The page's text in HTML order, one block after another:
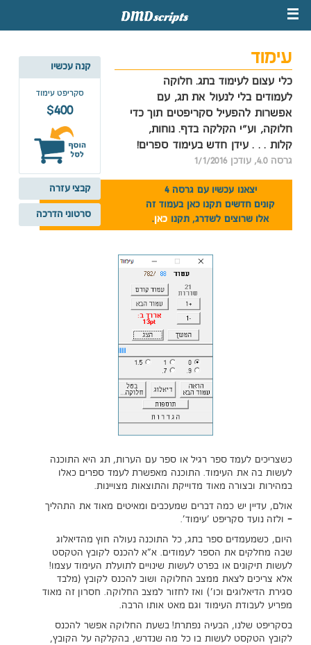
קנה עכשיו
סקריפט עימוד
$400
קבצי עזרה
סרטוני הדרכה
עימוד
כלי עצום לעימוד בתג. חלוקה
לעמודים בלי לנעול את תג, עם
אפשרות להפעיל סקריפטים תוך כדי
חלוקה, וע"י הקלקה בדף. נוחות,
קלות . . . עידן חדש בעימוד ספרים!
גרסה 4.0, עודכן 1/1/2016
יצאנו עכשיו עם גרסה 4
קונים חדשים תקנו כאן בעמוד זה
אלו שרוצים לשדרג, תקנו כאן.
כשצריכים לעמד ספר רגיל או ספר עם הערות, תג היא התוכנה
לעשות בה את העימוד. התוכנה מאפשרת לעמד ספרים כאלו
במהירות ובצורה מאוד מדוייקת והתוצאות מצויינות.
אולם, עדיין יש כמה דברים שמעכבים ומאיטים מאוד את התהליך
- ולזה נועד סקריפט 'עימוד'.
היום, כשמעמדים ספר בתג, כל התוכנה נעולה חוץ מהדיאלוג
שבה מחלקים את הספר לעמודים. א"א להכנס לקובץ הטקסט
לעשות תיקונים או בפרט לעשות שינויים לתועלת העימוד עצמו!
אלא צריכים לצאת ממצב החלוקה ושוב להכנס לקובץ (מלבד
סגירת הדיאלוגים וכו') ואז לחזור למצב החלוקה. חסרון זה מאוד
מפריע לעבודת העימוד וגם מאט אותו הרבה.
בסקריפט שלנו, הבעיה נפתרת! בשעת החלוקה אפשר להכנס
לקובץ הטקסט לעשות בו כל מה שנדרש, בהקלקה על הקובץ,